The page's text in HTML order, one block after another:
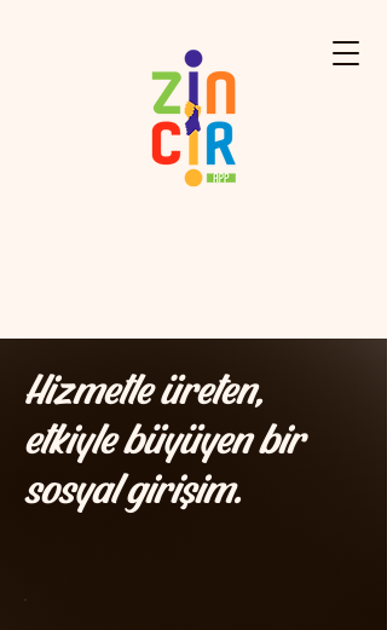
Hizmetle üreten,
etkiyle büyüyen bir
sosyal girişim.